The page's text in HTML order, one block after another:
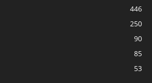
446
250
90
85
53